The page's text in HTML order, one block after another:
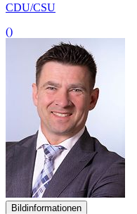
CDU/CSU
()
Bildinformationen